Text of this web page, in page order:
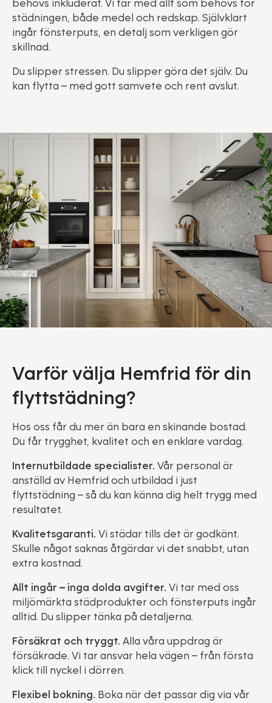
behövs inkluderat. Vi tar med allt som behövs för
städningen, både medel och redskap. Självklart
ingår fönsterputs, en detalj som verkligen gör
skillnad.
Du slipper stressen. Du slipper göra det själv. Du
kan flytta – med gott samvete och rent avslut.
Varför välja Hemfrid för din
flyttstädning?
Hos oss får du mer än bara en skinande bostad.
Du får trygghet, kvalitet och en enklare vardag.
Internutbildade specialister. Vår personal är
anställd av Hemfrid och utbildad i just
flyttstädning – så du kan känna dig helt trygg med
resultatet.
Kvalitetsgaranti. Vi städar tills det är godkänt.
Skulle något saknas åtgärdar vi det snabbt, utan
extra kostnad.
Allt ingår – inga dolda avgifter. Vi tar med oss
miljömärkta städprodukter och fönsterputs ingår
alltid. Du slipper tänka på detaljerna.
Försäkrat och tryggt. Alla våra uppdrag är
försäkrade. Vi tar ansvar hela vägen – från första
klick till nyckel i dörren.
Flexibel bokning. Boka när det passar dig via vår